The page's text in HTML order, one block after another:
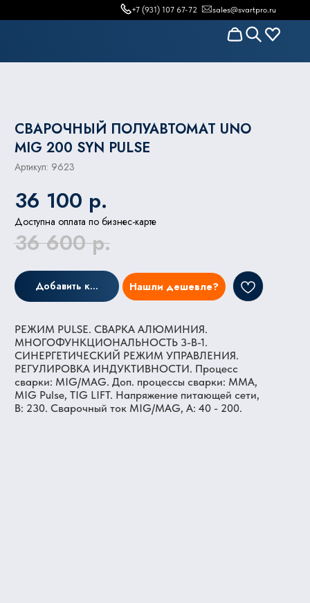
+7 (931) 107 67-72 sales@svartpro.ru
СВАРОЧНЫЙ ПОЛУАВТОМАТ UNO
MIG 200 SYN PULSE
Артикул: 9623
36 100 р.
Доступна оплата по бизнес-карте
36 600 р.
Добавить к заказу Нашли дешевле?
РЕЖИМ PULSE. СВАРКА АЛЮМИНИЯ.
МНОГОФУНКЦИОНАЛЬНОСТЬ 3-В-1.
СИНЕРГЕТИЧЕСКИЙ РЕЖИМ УПРАВЛЕНИЯ.
РЕГУЛИРОВКА ИНДУКТИВНОСТИ. Процесс
сварки: MIG/MAG. Доп. процессы сварки: MMA,
MIG Pulse, TIG LIFT. Напряжение питающей сети,
В: 230. Сварочный ток MIG/MAG, А: 40 - 200.